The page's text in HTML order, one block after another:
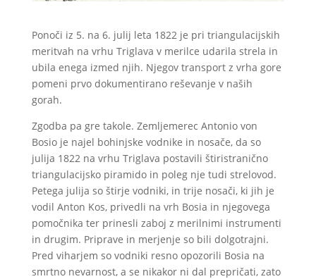
Ponoči iz 5. na 6. julij leta 1822 je pri triangulacijskih
meritvah na vrhu Triglava v merilce udarila strela in
ubila enega izmed njih. Njegov transport z vrha gore
pomeni prvo dokumentirano reševanje v naših
gorah.
Zgodba pa gre takole. Zemljemerec Antonio von
Bosio je najel bohinjske vodnike in nosače, da so
julija 1822 na vrhu Triglava postavili štiristranično
triangulacijsko piramido in poleg nje tudi strelovod.
Petega julija so štirje vodniki, in trije nosači, ki jih je
vodil Anton Kos, privedli na vrh Bosia in njegovega
pomočnika ter prinesli zaboj z merilnimi instrumenti
in drugim. Priprave in merjenje so bili dolgotrajni.
Pred viharjem so vodniki resno opozorili Bosia na
smrtno nevarnost, a se nikakor ni dal prepričati, zato